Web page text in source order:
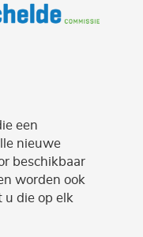
een
nieuwe
beschikbaar
worden ook
u die op elk